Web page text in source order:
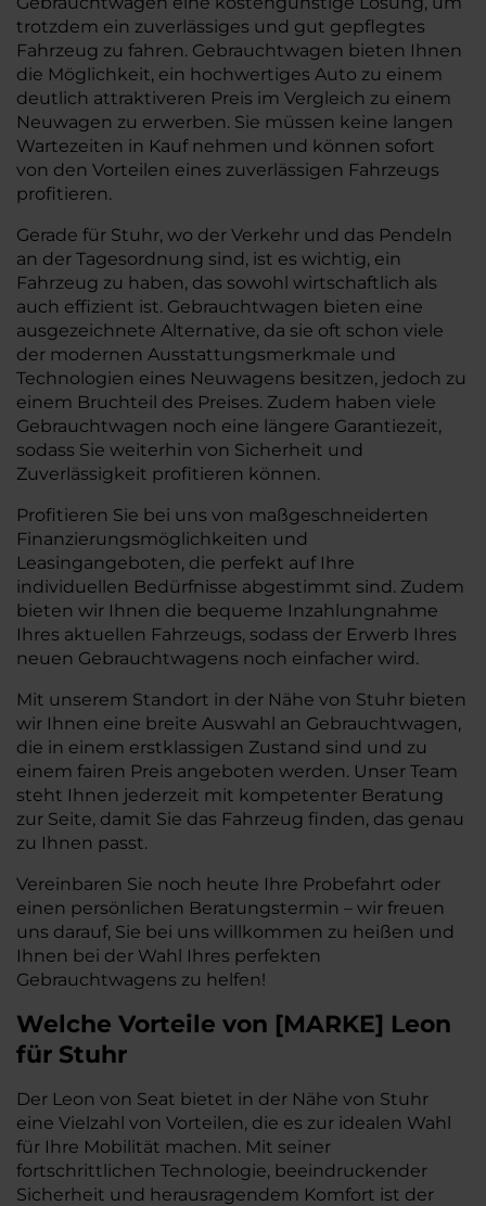
trotzdem ein zuverlässiges und gut gepflegtes
Fahrzeug zu fahren. Gebrauchtwagen bieten Ihnen
die Möglichkeit, ein hochwertiges Auto zu einem
deutlich attraktiveren Preis im Vergleich zu einem
Neuwagen zu erwerben. Sie müssen keine langen
Wartezeiten in Kauf nehmen und können sofort
von den Vorteilen eines zuverlässigen Fahrzeugs
profitieren.
Gerade für Stuhr, wo der Verkehr und das Pendeln
an der Tagesordnung sind, ist es wichtig, ein
Fahrzeug zu haben, das sowohl wirtschaftlich als
auch effizient ist. Gebrauchtwagen bieten eine
ausgezeichnete Alternative, da sie oft schon viele
der modernen Ausstattungsmerkmale und
Technologien eines Neuwagens besitzen, jedoch zu
einem Bruchteil des Preises. Zudem haben viele
Gebrauchtwagen noch eine längere Garantiezeit,
sodass Sie weiterhin von Sicherheit und
Zuverlässigkeit profitieren können.
Profitieren Sie bei uns von maßgeschneiderten
Finanzierungsmöglichkeiten und
Leasingangeboten, die perfekt auf Ihre
individuellen Bedürfnisse abgestimmt sind. Zudem
bieten wir Ihnen die bequeme Inzahlungnahme
Ihres aktuellen Fahrzeugs, sodass der Erwerb Ihres
neuen Gebrauchtwagens noch einfacher wird.
Mit unserem Standort in der Nähe von Stuhr bieten
wir Ihnen eine breite Auswahl an Gebrauchtwagen,
die in einem erstklassigen Zustand sind und zu
einem fairen Preis angeboten werden. Unser Team
steht Ihnen jederzeit mit kompetenter Beratung
zur Seite, damit Sie das Fahrzeug finden, das genau
zu Ihnen passt.
Vereinbaren Sie noch heute Ihre Probefahrt oder
einen persönlichen Beratungstermin – wir freuen
uns darauf, Sie bei uns willkommen zu heißen und
Ihnen bei der Wahl Ihres perfekten
Gebrauchtwagens zu helfen!
Welche Vorteile von [MARKE] Leon
für Stuhr
Der Leon von Seat bietet in der Nähe von Stuhr
eine Vielzahl von Vorteilen, die es zur idealen Wahl
für Ihre Mobilität machen. Mit seiner
fortschrittlichen Technologie, beeindruckender
Sicherheit und herausragendem Komfort ist der